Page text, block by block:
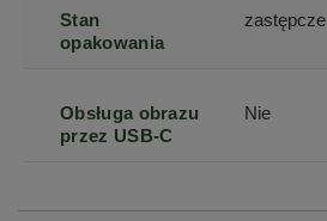
Stan
opakowania
zastępcze
Obsługa obrazu
przez USB-C
Nie